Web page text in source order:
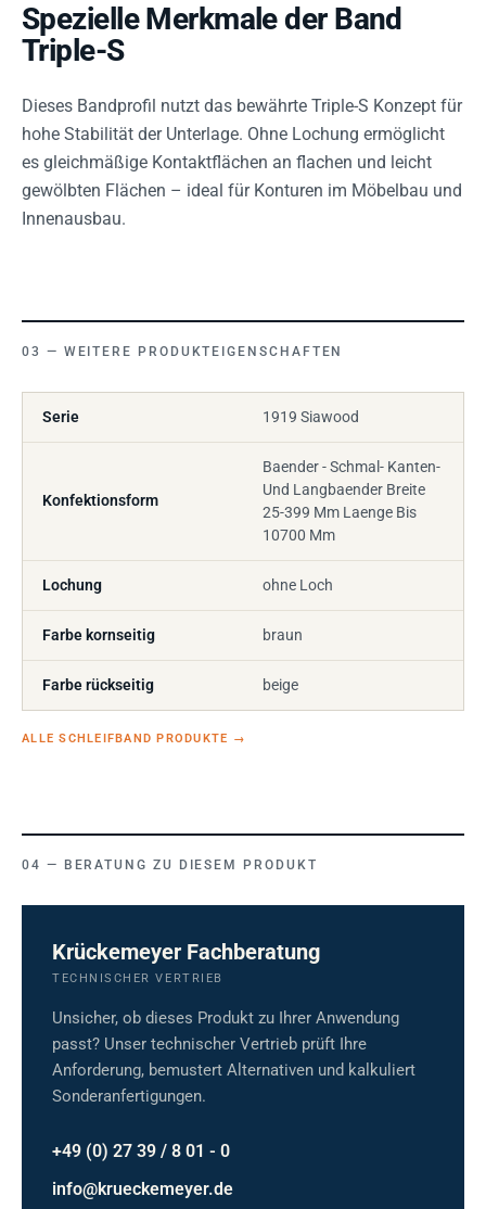
Spezielle Merkmale der Band
Triple-S
Dieses Bandprofil nutzt das bewährte Triple-S Konzept für
hohe Stabilität der Unterlage. Ohne Lochung ermöglicht
es gleichmäßige Kontaktflächen an flachen und leicht
gewölbten Flächen – ideal für Konturen im Möbelbau und
Innenausbau.
WEITERE PRODUKTEIGENSCHAFTEN
Serie 1919 Siawood
Konfektionsform
Baender - Schmal- Kanten-
Und Langbaender Breite
25-399 Mm Laenge Bis
10700 Mm
Lochung ohne Loch
Farbe kornseitig braun
Farbe rückseitig beige
ALLE SCHLEIFBAND PRODUKTE →
BERATUNG ZU DIESEM PRODUKT
Krückemeyer Fachberatung
TECHNISCHER VERTRIEB
Unsicher, ob dieses Produkt zu Ihrer Anwendung
passt? Unser technischer Vertrieb prüft Ihre
Anforderung, bemustert Alternativen und kalkuliert
Sonderanfertigungen.
+49 (0) 27 39 / 8 01 - 0
info@krueckemeyer.de